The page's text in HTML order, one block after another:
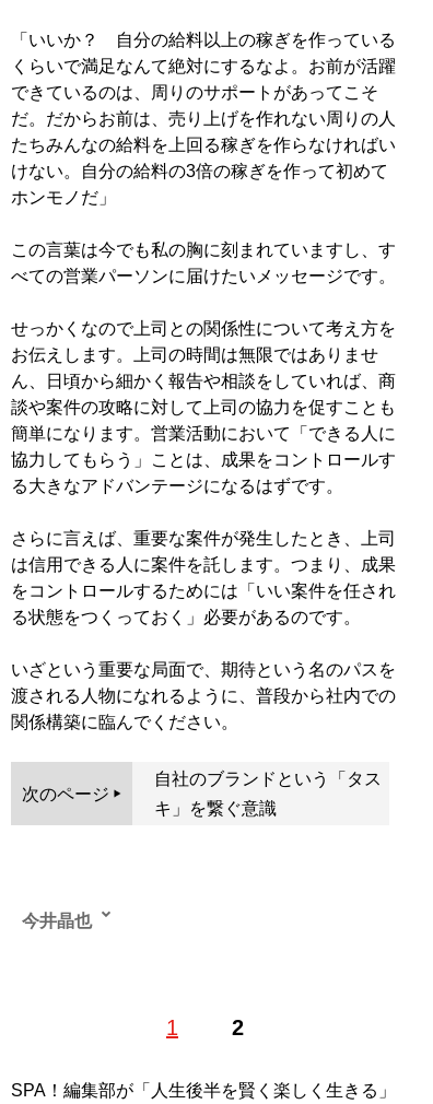
「いいか？ 自分の給料以上の稼ぎを作っている
くらいで満足なんて絶対にするなよ。お前が活躍
できているのは、周りのサポートがあってこそ
だ。だからお前は、売り上げを作れない周りの人
たちみんなの給料を上回る稼ぎを作らなければい
けない。自分の給料の3倍の稼ぎを作って初めて
ホンモノだ」
この言葉は今でも私の胸に刻まれていますし、す
べての営業パーソンに届けたいメッセージです。
せっかくなので上司との関係性について考え方を
お伝えします。上司の時間は無限ではありませ
ん、日頃から細かく報告や相談をしていれば、商
談や案件の攻略に対して上司の協力を促すことも
簡単になります。営業活動において「できる人に
協力してもらう」ことは、成果をコントロールす
る大きなアドバンテージになるはずです。
さらに言えば、重要な案件が発生したとき、上司
は信用できる人に案件を託します。つまり、成果
をコントロールするためには「いい案件を任され
る状態をつくっておく」必要があるのです。
いざという重要な局面で、期待という名のパスを
渡される人物になれるように、普段から社内での
関係構築に臨んでください。
次のページ
自社のブランドという「タス
キ」を繋ぐ意識
1 2
今井晶也
長として、コーポレートブランディング、事業企画、マ
ジェリストの肩書で、主に法人営業と新規営業におけ
SPA！編集部が「人生後半を賢く楽しく生きる」